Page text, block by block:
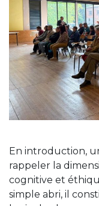
En introduction,
rappeler la
cognitive et
simple abri, il